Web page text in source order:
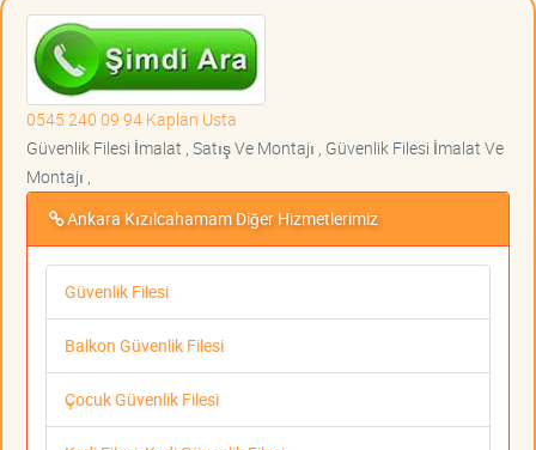
0545 240 09 94 Kaplan Usta
Güvenlik Filesi İmalat , Satış Ve Montajı , Güvenlik Filesi İmalat Ve
Montajı ,
Ankara Kızılcahamam Diğer Hizmetlerimiz
Güvenlik Filesi
Balkon Güvenlik Filesi
Çocuk Güvenlik Filesi